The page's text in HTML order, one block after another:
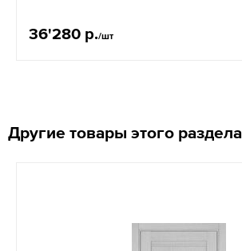
36'280 р./шт
Другие товары этого раздела